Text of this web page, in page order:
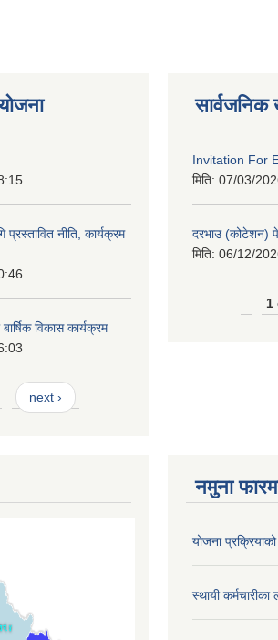
नीति, कार्यक्रम
विकास कार्यक्रम
next ›
Invitation For
मिति: 07/03/
दरभाउ (कोटेशन)
मिति: 06/12/
1
नमुना
योजना
स्थायी